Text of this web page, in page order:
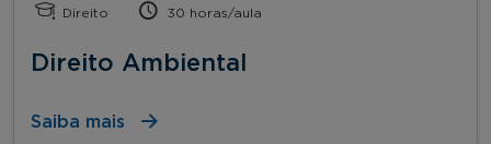
Direito 30 horas/aula
Direito Ambiental
Saiba mais